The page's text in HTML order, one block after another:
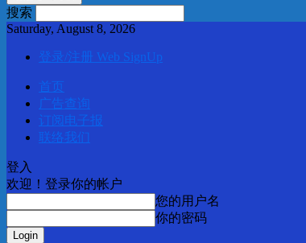
搜索
Saturday, August 8, 2026
登录/注册 Web SignUp
首页
广告查询
订阅电子报
联络我们
登入
欢迎！登录你的帐户
您的用户名
你的密码